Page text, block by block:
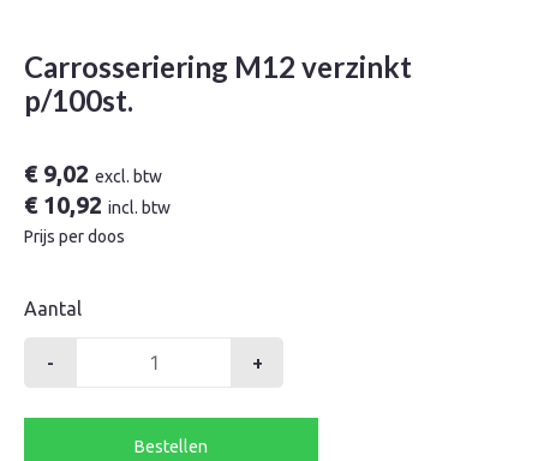
Carrosseriering M12 verzinkt
p/100st.
€9,02 excl. btw
€10,92 incl. btw
Prijs per doos
Aantal
-
Carrosseriering
+
Bestellen